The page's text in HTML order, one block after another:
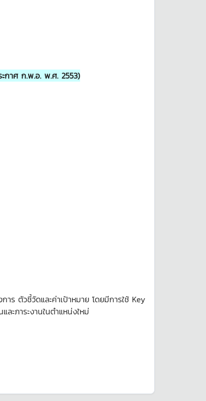
กาศ ก.พ.อ. พ.ศ. 2553)
ตัวชี้วัดและค่าเป้าหมาย โดยมีการใช้ Key
ะภาระงานในตำแหน่งใหม่